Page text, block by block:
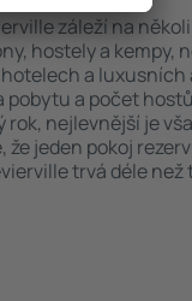
záleží na
hostely a kempy,
a
pobytu a počet
nejlevnější je
že jeden pokoj
trvá déle než